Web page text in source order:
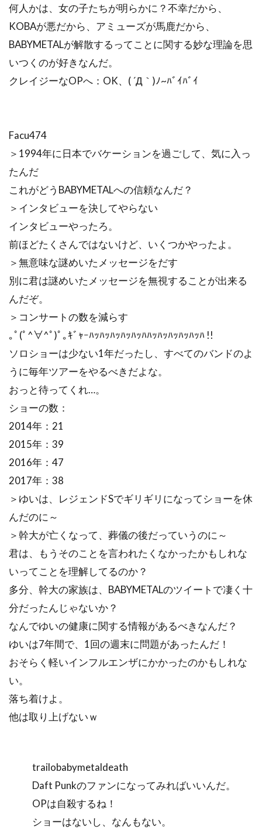
何人かは、女の子たちが明らかに？不幸だから、
KOBAが悪だから、アミューズが馬鹿だから、
BABYMETALが解散するってことに関する妙な理論を思
いつくのが好きなんだ。
クレイジーなOPへ：OK、( ´Д｀)ﾉ~ﾊﾞｲﾊﾞｲ
Facu474
＞1994年に日本でバケーションを過ごして、気に入っ
たんだ
これがどうBABYMETALへの信頼なんだ？
＞インタビューを決してやらない
インタビューやったろ。
前ほどたくさんではないけど、いくつかやったよ。
＞無意味な謎めいたメッセージをだす
別に君は謎めいたメッセージを無視することが出来る
んだぞ。
＞コンサートの数を減らす
｡ﾟ(ﾟ^∀^ﾟ)ﾟ｡ｷﾞｬｰﾊｯﾊｯﾊｯﾊｯﾊｯﾊﾊｯﾊｯﾊｯﾊｯﾊｯﾊ !!
ソロショーは少ない1年だったし、すべてのバンドのよ
うに毎年ツアーをやるべきだよな。
おっと待ってくれ…。
ショーの数：
2014年：21
2015年：39
2016年：47
2017年：38
＞ゆいは、レジェンドSでギリギリになってショーを休
んだのに～
＞幹大が亡くなって、葬儀の後だっていうのに～
君は、もうそのことを言われたくなかったかもしれな
いってことを理解してるのか？
多分、幹大の家族は、BABYMETALのツイートで凄く十
分だったんじゃないか？
なんでゆいの健康に関する情報があるべきなんだ？
ゆいは7年間で、1回の週末に問題があったんだ！
おそらく軽いインフルエンザにかかったのかもしれな
い。
落ち着けよ。
他は取り上げないｗ
trailobabymetaldeath
Daft Punkのファンになってみればいいんだ。
OPは自殺するね！
ショーはないし、なんもない。